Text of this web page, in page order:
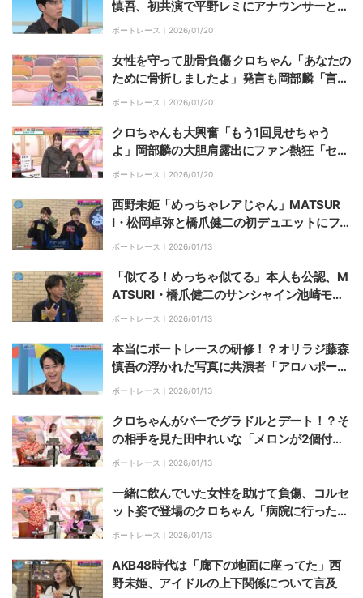
慎吾、初共演で平野レミにアナウンサーと勘
違いされた過去
ボートレース｜ 2026/01/20
女性を守って肋骨負傷 クロちゃん「あなたの
ために骨折しましたよ」発言も岡部麟「言わ
なかったらかっこよかった」
ボートレース｜ 2026/01/20
クロちゃんも大興奮「もう1回見せちゃう
よ」岡部麟の大胆肩露出にファン熱狂「セク
シー」
ボートレース｜ 2026/01/20
西野未姫「めっちゃレアじゃん」MATSUR
I・松岡卓弥と橋爪健二の初デュエットにフ
ァン歓喜
ボートレース｜ 2026/01/13
「似てる！めっちゃ似てる」本人も公認、M
ATSURI・橋爪健二のサンシャイン池崎モノ
マネに西野未姫大絶賛
ボートレース｜ 2026/01/13
本当にボートレースの研修！？オリラジ藤森
慎吾の浮かれた写真に共演者「アロハポー
ズ」
ボートレース｜ 2026/01/13
クロちゃんがバーでグラドルとデート！？そ
の相手を見た田中れいな「メロンが2個付い
とるみたい」
ボートレース｜ 2026/01/13
一緒に飲んでいた女性を助けて負傷、コルセ
ット姿で登場のクロちゃん「病院に行ったら
折れてました」
ボートレース｜ 2026/01/13
AKB48時代は「廊下の地面に座ってた」西
野未姫、アイドルの上下関係について言及